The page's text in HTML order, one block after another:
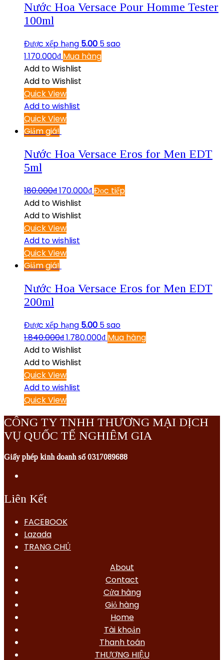
Nước Hoa Versace Pour Homme Tester
100ml
Được xếp hạng 5.00 5 sao
1.170.000₫ Mua hàng
Add to Wishlist
Add to Wishlist
Quick View
Add to wishlist
Quick View
Giảm giá!
Nước Hoa Versace Eros for Men EDT
5ml
180.000₫170.000₫Đọc tiếp
Add to Wishlist
Add to Wishlist
Quick View
Add to wishlist
Quick View
Giảm giá!
Nước Hoa Versace Eros for Men EDT
200ml
Được xếp hạng 5.00 5 sao
1.840.000₫1.780.000₫ Mua hàng
Add to Wishlist
Add to Wishlist
Quick View
Add to wishlist
Quick View
CÔNG TY TNHH THƯƠNG MẠI DỊCH
VỤ QUỐC TẾ NGHIÊM GIA
Giấy phép kinh doanh số 0317089688
Liên Kết
FACEBOOK
Lazada
TRANG CHỦ
About
Contact
Cửa hàng
Giỏ hàng
Home
Tài khoản
Thanh toán
THƯƠNG HIỆU